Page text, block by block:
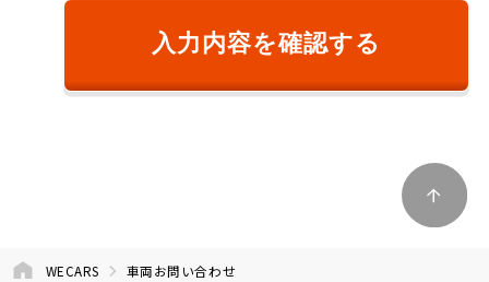
①ご本人様確認のため
②商品またはサービスのご提供およびその対
価のご請求のため
④商品およびサービスの改善、企画、研究お
⑤お問い合わせへのご対応およびお客様への
入力内容を確認する
WECARS 車両お問い合わせ